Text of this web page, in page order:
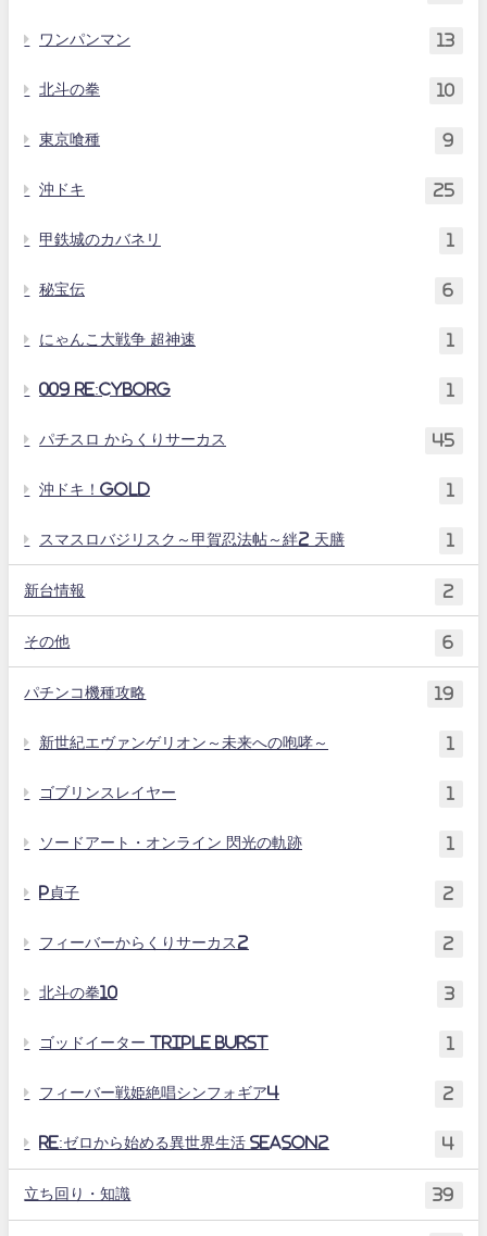
ワンパンマン 13
北斗の拳 10
東京喰種 9
沖ドキ 25
甲鉄城のカバネリ 1
秘宝伝 6
にゃんこ大戦争 超神速 1
009 RE:CYBORG 1
パチスロ からくりサーカス 45
沖ドキ！GOLD 1
スマスロバジリスク～甲賀忍法帖～絆2 天膳 1
新台情報 2
その他 6
パチンコ機種攻略 19
新世紀エヴァンゲリオン～未来への咆哮～
ゴブリンスレイヤー
ソードアート・オンライン 閃光の軌跡
P貞子 2
フィーバーからくりサーカス2 2
北斗の拳10 3
ゴッドイーター TRIPLE BURST
フィーバー戦姫絶唱シンフォギア4 2
Re:ゼロから始める異世界生活 season2 4
立ち回り・知識 39